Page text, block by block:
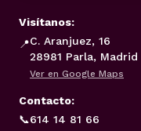
Visítanos:
📍C. Aranjuez, 16
28981 Parla, Madrid
Ver en Google Maps
Contacto:
📞614 14 81 66